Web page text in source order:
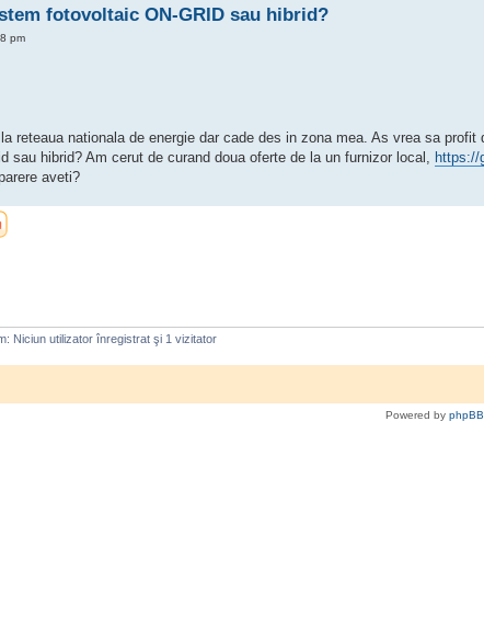
fotovoltaic ON-GRID sau hibrid?
pm
reteaua nationala de energie dar cade des in zona mea. As vrea sa
sau hibrid? Am cerut de curand doua oferte de la un furnizor local, https://
aveti?
Niciun utilizator înregistrat şi 1 vizitator
Powered by phpBB